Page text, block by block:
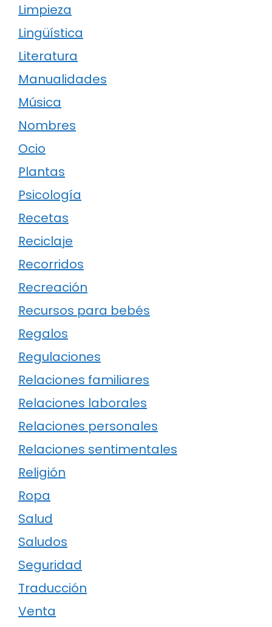
Limpieza
Lingüística
Literatura
Manualidades
Música
Nombres
Ocio
Plantas
Psicología
Recetas
Reciclaje
Recorridos
Recreación
Recursos para bebés
Regalos
Regulaciones
Relaciones familiares
Relaciones laborales
Relaciones personales
Relaciones sentimentales
Religión
Ropa
Salud
Saludos
Seguridad
Traducción
Venta